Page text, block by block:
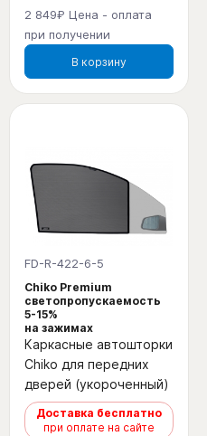
2 849₽ Цена - оплата
при получении
В корзину
FD-R-422-6-5
Chiko Premium
светопропускаемость
5-15%
на зажимах
Каркасные автошторки
Chiko для передних
дверей (укороченный)
Доставка бесплатно
при оплате на сайте